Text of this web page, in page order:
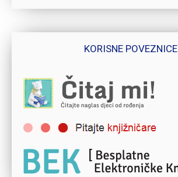
KORISNE POVEZNICE